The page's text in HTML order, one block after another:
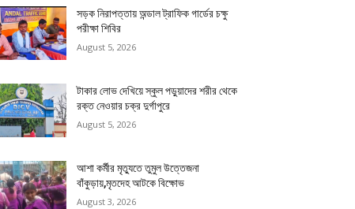
সড়ক নিরাপত্তায় অন্ডাল ট্রাফিক গার্ডের চক্ষু
পরীক্ষা শিবির
August 5, 2026
টাকার লোভ দেখিয়ে স্কুল পড়ুয়াদের শরীর থেকে
রক্ত নেওয়ার চক্র দুর্গাপুরে
August 5, 2026
আশা কর্মীর মৃত্যুতে তুমুল উত্তেজনা
বাঁকুড়ায়,মৃতদেহ আটকে বিক্ষোভ
August 3, 2026